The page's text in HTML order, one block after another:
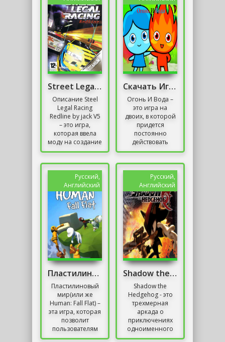
Street Legal Racing: Redline от jack
Описание Steel
Legal Racing
Redline by jack V5
– это игра,
которая ввела
моду на создание
сборок. Здесь
гонщиками,...
Скачать Игру Огонь И Вода
Огонь И Вода –
это игра на
двоих, в которой
придется
постоянно
действовать
сообща. Такой
нем предстоит
подумать над...
Русский,
Английский
Пластилиновый Мир
Пластилиновый
мир(или же
Human: Fall Flat) –
эта игра, которая
позволит
пользователям
испытать
Русский,
Английский
Shadow the Hedgehog
Shadow the
Hedgehog - это
трехмерная
аркада о
приключениях
одноименного
темного альтер-